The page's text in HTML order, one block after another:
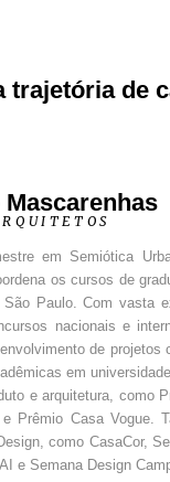
trajetória de
em Semiótica
os cursos de
Paulo. Com vasta
nacionais e
de
em
e arquitetura, como
e Prêmio Casa Vogue.
como CasaCor,
e Semana Design